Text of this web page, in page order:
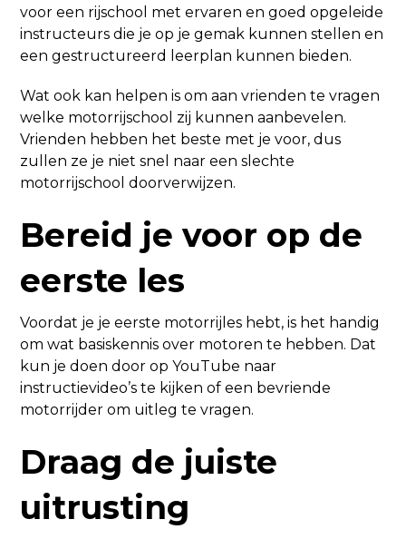
voor een rijschool met ervaren en goed opgeleide
instructeurs die je op je gemak kunnen stellen en
een gestructureerd leerplan kunnen bieden.
Wat ook kan helpen is om aan vrienden te vragen
welke motorrijschool zij kunnen aanbevelen.
Vrienden hebben het beste met je voor, dus
zullen ze je niet snel naar een slechte
motorrijschool doorverwijzen.
Bereid je voor op de
eerste les
Voordat je je eerste motorrijles hebt, is het handig
om wat basiskennis over motoren te hebben. Dat
kun je doen door op YouTube naar
instructievideo’s te kijken of een bevriende
motorrijder om uitleg te vragen.
Draag de juiste
uitrusting